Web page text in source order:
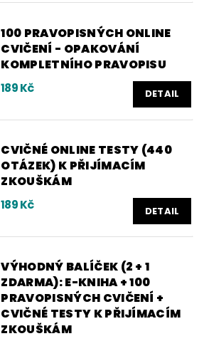
100 PRAVOPISNÝCH ONLINE
CVIČENÍ - OPAKOVÁNÍ
KOMPLETNÍHO PRAVOPISU
189 Kč DETAIL
CVIČNÉ ONLINE TESTY (440
OTÁZEK) K PŘIJÍMACÍM
ZKOUŠKÁM
189 Kč DETAIL
VÝHODNÝ BALÍČEK (2 + 1
ZDARMA): E-KNIHA + 100
PRAVOPISNÝCH CVIČENÍ +
CVIČNÉ TESTY K PŘIJÍMACÍM
ZKOUŠKÁM